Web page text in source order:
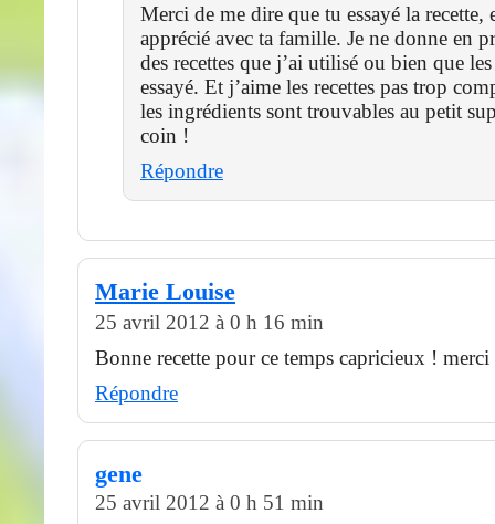
Merci de me dire que tu essayé la recette,
apprécié avec ta famille. Je ne donne en
des recettes que j’ai utilisé ou bien que
essayé. Et j’aime les recettes pas trop
les ingrédients sont trouvables au petit
coin !
Répondre
Marie Louise
25 avril 2012 à 0 h 16 min
Bonne recette pour ce temps capricieux !
Répondre
gene
25 avril 2012 à 0 h 51 min